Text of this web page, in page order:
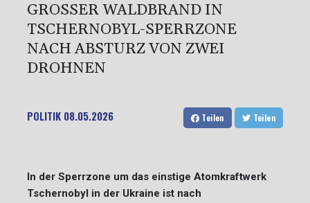
GROSSER WALDBRAND IN T
SCHERNOBYL-SPERRZONE N
ACH ABSTURZ VON ZWEI D
ROHNEN
POLITIK 08.05.2026 Teilen Teilen
In der Sperrzone um das einstige Atomkraftwerk
Tschernobyl in der Ukraine ist nach